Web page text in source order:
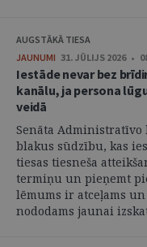
AUGSTĀKĀ TIESA
JAUNUMI 31. JŪLIJS 2026 •
Iestāde nevar bez
kanālu, ja persona
veidā
Senāta
blakus sūdzību, kas
tiesas tiesneša
termiņu un pieņemt
lēmums ir atceļams
nododams jaunai